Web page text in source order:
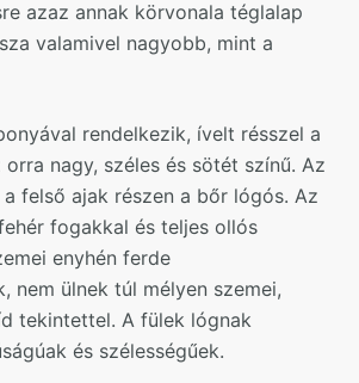
azaz annak körvonala téglalap
valamivel nagyobb, mint a
rendelkezik, ívelt résszel a
nagy, széles és sötét színű. Az
felső ajak részen a bőr lógós. Az
fogakkal és teljes ollós
enyhén ferde
nem ülnek túl mélyen szemei,
tekintettel. A fülek lógnak
és szélességűek.